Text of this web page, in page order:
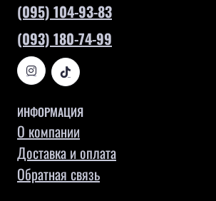
(095) 104-93-83
(093) 180-74-99
ИНФОРМАЦИЯ
О компании
Доставка и оплата
Обратная связь